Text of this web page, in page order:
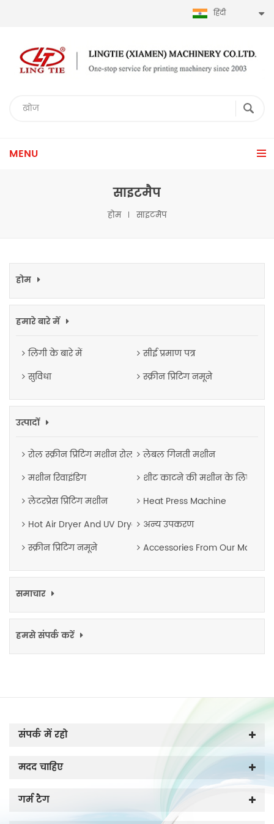
हिंदी
MENU
साइटमैप
होम साइटमैप
होम
हमारे बारे में
लिंगी के बारे में
सीई प्रमाण पत्र
सुविधा
स्क्रीन प्रिंटिंग नमूने
उत्पादों
रोल स्क्रीन प्रिंटिंग मशीन रोल
लेबल गिनती मशीन
मशीन रिवाइंडिंग
शीट काटने की मशीन के लिए रोल
लेटरप्रेस प्रिंटिंग मशीन
Heat Press Machine
Hot Air Dryer And UV Dryer अन्य उपकरण
स्क्रीन प्रिंटिंग नमूने
Accessories From Our
समाचार
हमसे संपर्क करें
संपर्क में रहो
मदद चाहिए
गर्म टैग